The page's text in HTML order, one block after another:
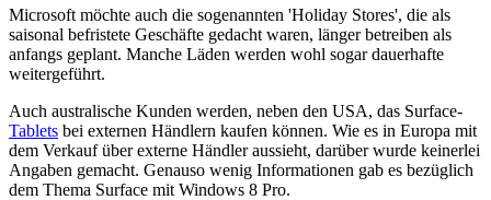
Microsoft möchte auch die sogenannten 'Holiday Stores', die als
saisonal befristete Geschäfte gedacht waren, länger betreiben als
anfangs geplant. Manche Läden werden wohl sogar dauerhafte
weitergeführt.
Auch australische Kunden werden, neben den USA, das Surface-
Tablets bei externen Händlern kaufen können. Wie es in Europa mit
dem Verkauf über externe Händler aussieht, darüber wurde keinerlei
Angaben gemacht. Genauso wenig Informationen gab es bezüglich
dem Thema Surface mit Windows 8 Pro.